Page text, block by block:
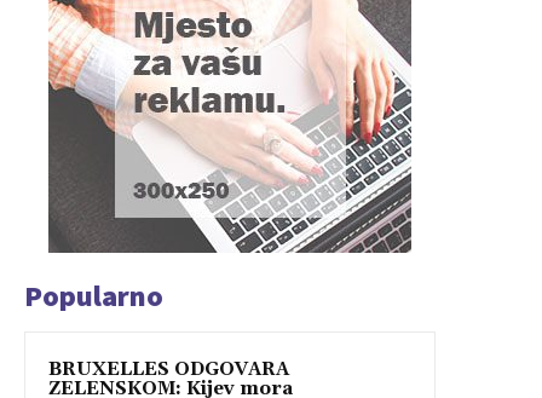
Popularno
BRUXELLES ODGOVARA
ZELENSKOM: Kijev mora